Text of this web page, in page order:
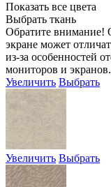
Показать все цвета
Выбрать ткань
Обратите внимание!
экране может
из-за особенностей
мониторов и экранов.
Увеличить Выбрать
Увеличить Выбрать